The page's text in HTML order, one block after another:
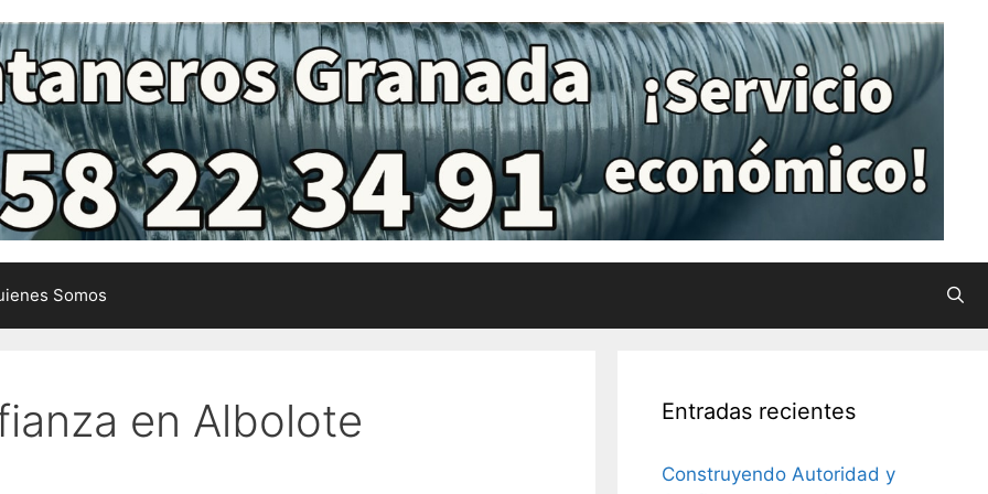
Somos
en Albolote
Entradas recientes
Construyendo Autoridad y